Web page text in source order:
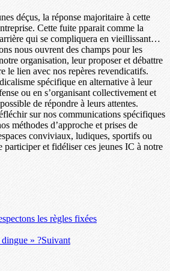
déçus, la réponse majoritaire à cette
Cette fuite pparait comme la
qui se compliquera en vieillissant…
nous ouvrent des champs pour les
organisation, leur proposer et débattre
le lien avec nos repères revendicatifs.
spécifique en alternative à leur
ou en s’organisant collectivement et
de répondre à leurs attentes.
sur nos communications spécifiques
méthodes d’approche et prises de
conviviaux, ludiques, sportifs ou
participer et fidéliser ces jeunes IC à notre
les règles fixées
» ?Suivant